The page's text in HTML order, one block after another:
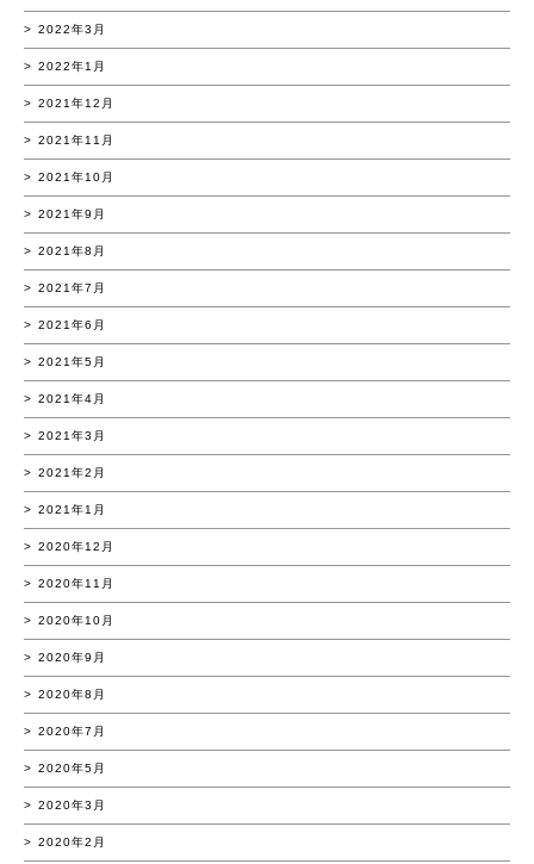
2022年3月
2022年1月
2021年12月
2021年11月
2021年10月
2021年9月
2021年8月
2021年7月
2021年6月
2021年5月
2021年4月
2021年3月
2021年2月
2021年1月
2020年12月
2020年11月
2020年10月
2020年9月
2020年8月
2020年7月
2020年5月
2020年3月
2020年2月